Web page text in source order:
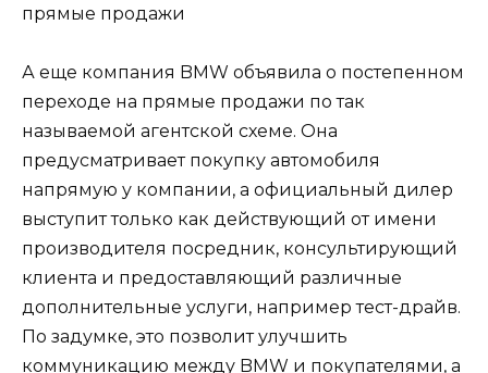
А еще компания BMW объявила о постепенном
переходе на прямые продажи по так
называемой агентской схеме. Она
предусматривает покупку автомобиля
напрямую у компании, а официальный дилер
выступит только как действующий от имени
производителя посредник, консультирующий
клиента и предоставляющий различные
дополнительные услуги, например тест-драйв.
По задумке, это позволит улучшить
коммуникацию между BMW и покупателями, а